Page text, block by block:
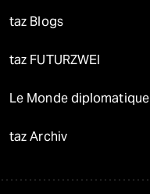
taz Blogs
taz FUTURZWEI
Le Monde diplomatique
taz Archiv